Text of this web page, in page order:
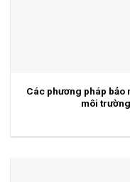
Các phương pháp bảo
môi